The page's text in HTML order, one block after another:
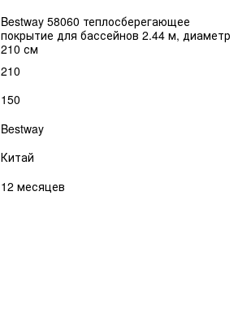
Bestway 58060 теплосберегающее
покрытие для бассейнов 2.44 м, диаметр
210 см
210
150
Bestway
Китай
12 месяцев